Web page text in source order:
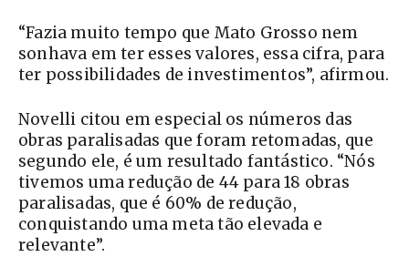
“Fazia muito tempo que Mato Grosso nem
sonhava em ter esses valores, essa cifra, para
ter possibilidades de investimentos”, afirmou.
Novelli citou em especial os números das
obras paralisadas que foram retomadas, que
segundo ele, é um resultado fantástico. “Nós
tivemos uma redução de 44 para 18 obras
paralisadas, que é 60% de redução,
conquistando uma meta tão elevada e
relevante”.